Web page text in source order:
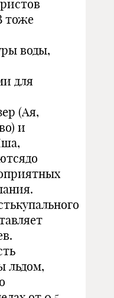
тоже
воды,
для
(Ая,
и
льдом,